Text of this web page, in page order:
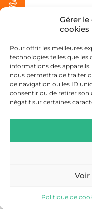
Gérer
cookies
Pour offrir les meilleures
technologies telles que les
informations des
nous permettra de traiter
de navigation ou les ID
consentir ou de retirer
négatif sur certaines
Voir
Politique de